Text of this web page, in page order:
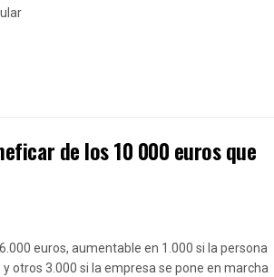
de los 10 000 euros que
euros, aumentable en 1.000 si la persona
otros 3.000 si la empresa se pone en marcha